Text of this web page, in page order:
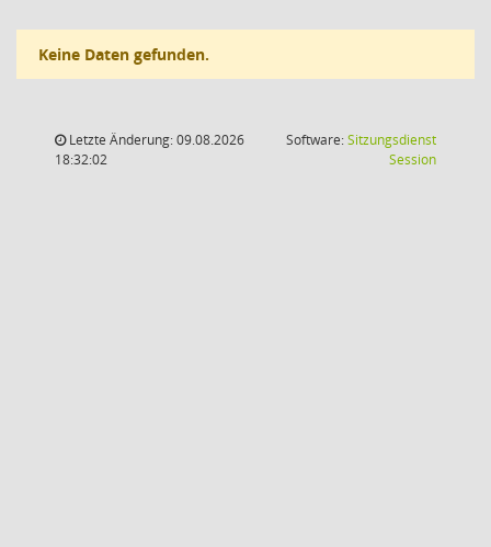
Keine Daten gefunden.
Letzte Änderung: 09.08.2026
18:32:02
Software:Sitzungsdienst
Session(Wird in